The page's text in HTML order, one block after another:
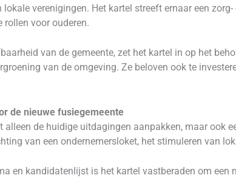
verenigingen. Het kartel streeft ernaar een
rollen voor ouderen.
van de gemeente, zet het kartel in op het
van de omgeving. Ze beloven ook te
de nieuwe fusiegemeente
alleen de huidige uitdagingen aanpakken, maar ook
van een ondernemersloket, het stimuleren van
en kandidatenlijst is het kartel vastberaden om een